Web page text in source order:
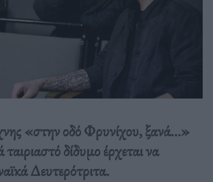
«στην οδό Φρυνίχου, ξανά…»
ταιριαστό δίδυμο έρχεται να
Δευτερότριτα.